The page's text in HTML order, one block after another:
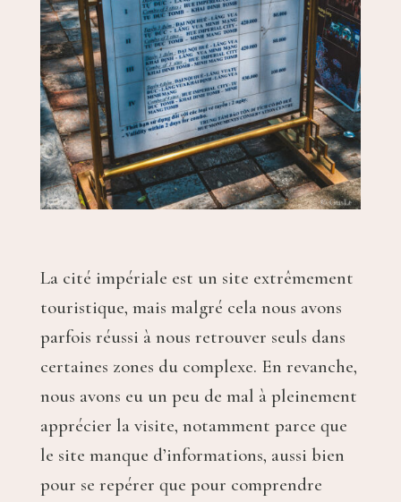
La cité impériale est un site extrêmement
touristique, mais malgré cela nous avons
parfois réussi à nous retrouver seuls dans
certaines zones du complexe. En revanche,
nous avons eu un peu de mal à pleinement
apprécier la visite, notamment parce que
le site manque d’informations, aussi bien
pour se repérer que pour comprendre